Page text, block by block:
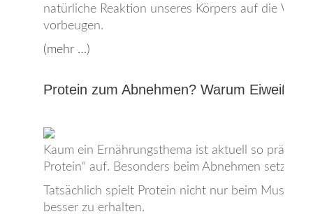
natürliche Reaktion unseres Körpers auf die
vorbeugen.
(mehr …)
Protein zum Abnehmen? Warum Eiweiß
Kaum ein Ernährungsthema ist aktuell so
Protein“ auf. Besonders beim Abnehmen setzen
Tatsächlich spielt Protein nicht nur beim
besser zu erhalten.